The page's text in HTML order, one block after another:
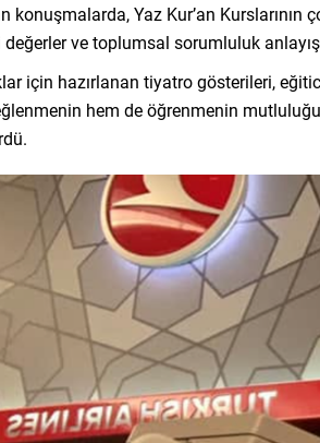
konuşmalarda, Yaz Kur’an
ve toplumsal sorumluluk
için hazırlanan tiyatro gösterileri,
hem de öğrenmenin